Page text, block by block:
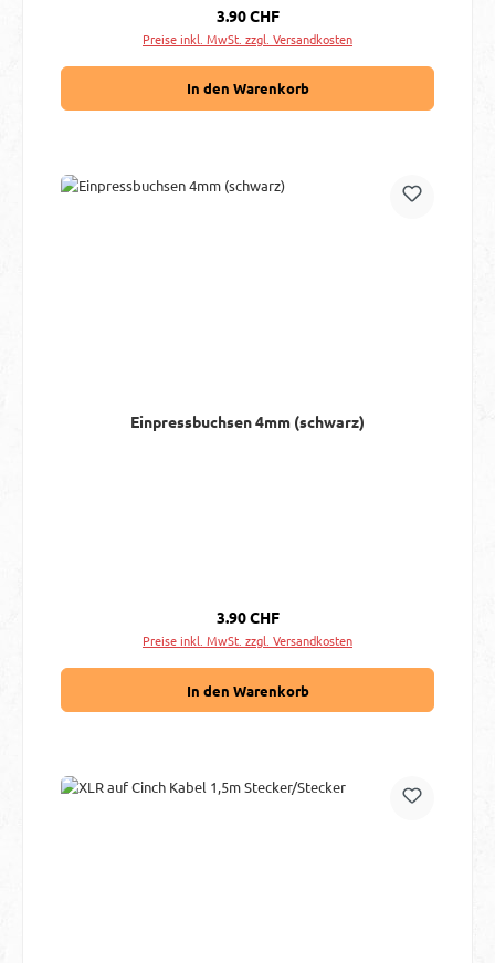
Regulärer Preis:
3.90 CHF
Preise inkl. MwSt. zzgl. Versandkosten
In den Warenkorb
Einpressbuchsen 4mm (schwarz)
Regulärer Preis:
3.90 CHF
Preise inkl. MwSt. zzgl. Versandkosten
In den Warenkorb